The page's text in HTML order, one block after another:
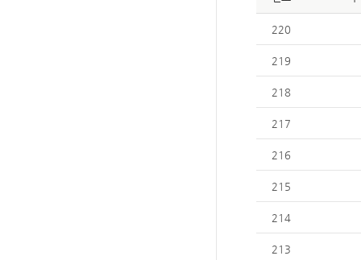
220
219
218
217
216
215
214
213